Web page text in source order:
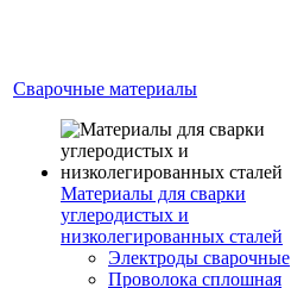
Сварочные материалы
Материалы для сварки
углеродистых и
низколегированных сталей
Электроды сварочные
Проволока сплошная